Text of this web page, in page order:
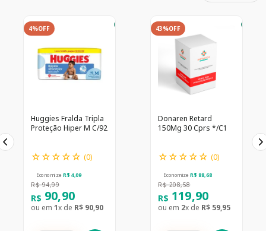
4%OFF
Huggies Fralda Tripla
Proteção Hiper M C/92
☆☆☆☆☆ (0)
Economize R$ 4,09
R$ 94,99
R$ 90,90
ou em 1x de R$ 90,90
43%OFF
Donaren Retard
150Mg 30 Cprs */C1
☆☆☆☆☆ (0)
Economize R$ 88,68
R$ 208,58
R$ 119,90
ou em 2x de R$ 59,95